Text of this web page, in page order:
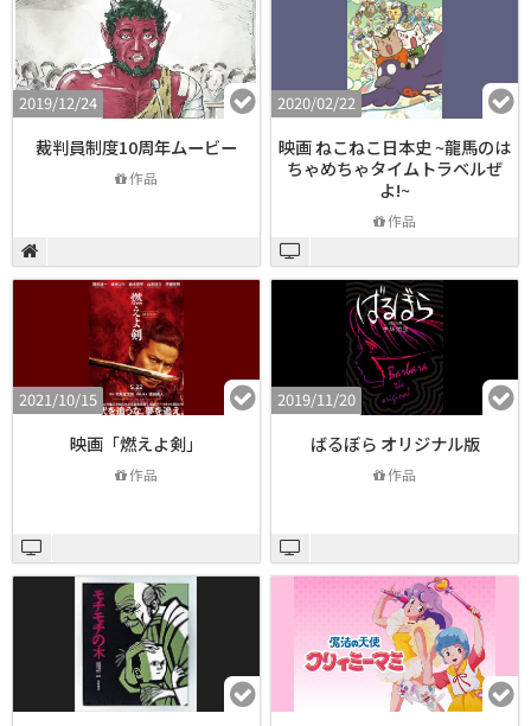
2019/12/24
裁判員制度10周年ムービー
作品
2020/02/22
映画 ねこねこ日本史 ~龍馬のは
ちゃめちゃタイムトラベルぜ
よ!~
作品
2021/10/15
映画「燃えよ剣」
作品
2019/11/20
ばるぼら オリジナル版
作品